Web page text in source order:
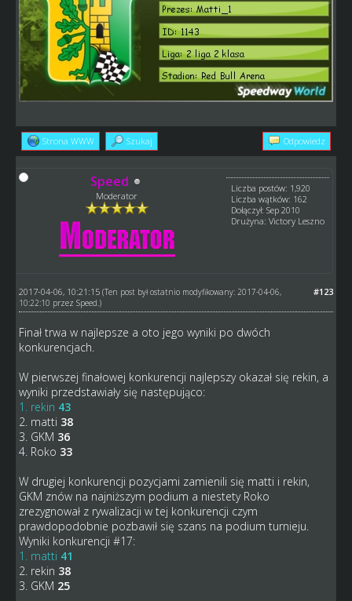
Strona WWW Szukaj Odpowiedz
Speed
Moderator
Liczba postów: 1,920
Liczba wątków: 162
Dołączył: Sep 2010
Drużyna: Victory Leszno
#123
2017-04-06, 10:21:15 (Ten post był ostatnio modyfikowany: 2017-04-06,
10:22:10 przez Speed.)
Finał trwa w najlepsze a oto jego wyniki po dwóch
konkurencjach.
W pierwszej finałowej konkurencji najlepszy okazał się rekin, a
wyniki przedstawiały się następująco:
1. rekin 43
2. matti 38
3. GKM 36
4. Roko 33
W drugiej konkurencji pozycjami zamienili się matti i rekin,
GKM znów na najniższym podium a niestety Roko
zrezygnował z rywalizacji w tej konkurencji czym
prawdopodobnie pozbawił się szans na podium turnieju.
Wyniki konkurencji #17:
1. matti 41
2. rekin 38
3. GKM 25